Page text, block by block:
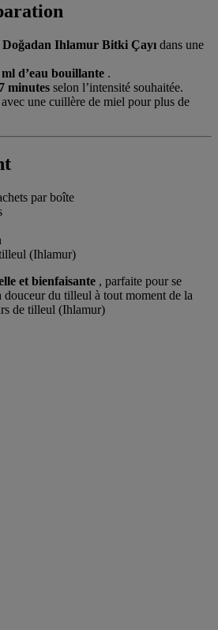
Doğadan Ihlamur Bitki Çayı dans une
d’eau bouillante .
minutes selon l’intensité souhaitée.
une cuillère de miel pour plus de
par boîte
(Ihlamur)
et bienfaisante , parfaite pour se
douceur du tilleul à tout moment de la
de tilleul (Ihlamur)